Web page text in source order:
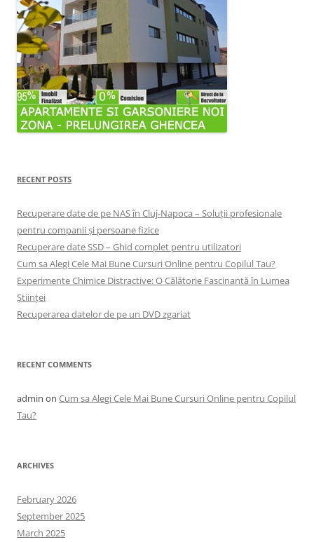
RECENT POSTS
Recuperare date de pe NAS în Cluj-Napoca – Soluții profesionale
pentru companii și persoane fizice
Recuperare date SSD – Ghid complet pentru utilizatori
Cum sa Alegi Cele Mai Bune Cursuri Online pentru Copilul Tau?
Experimente Chimice Distractive: O Călătorie Fascinantă în Lumea
Științei
Recuperarea datelor de pe un DVD zgariat
RECENT COMMENTS
admin on Cum sa Alegi Cele Mai Bune Cursuri Online pentru Copilul
Tau?
ARCHIVES
February 2026
September 2025
March 2025